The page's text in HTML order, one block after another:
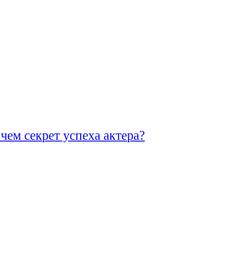
секрет успеха актера?